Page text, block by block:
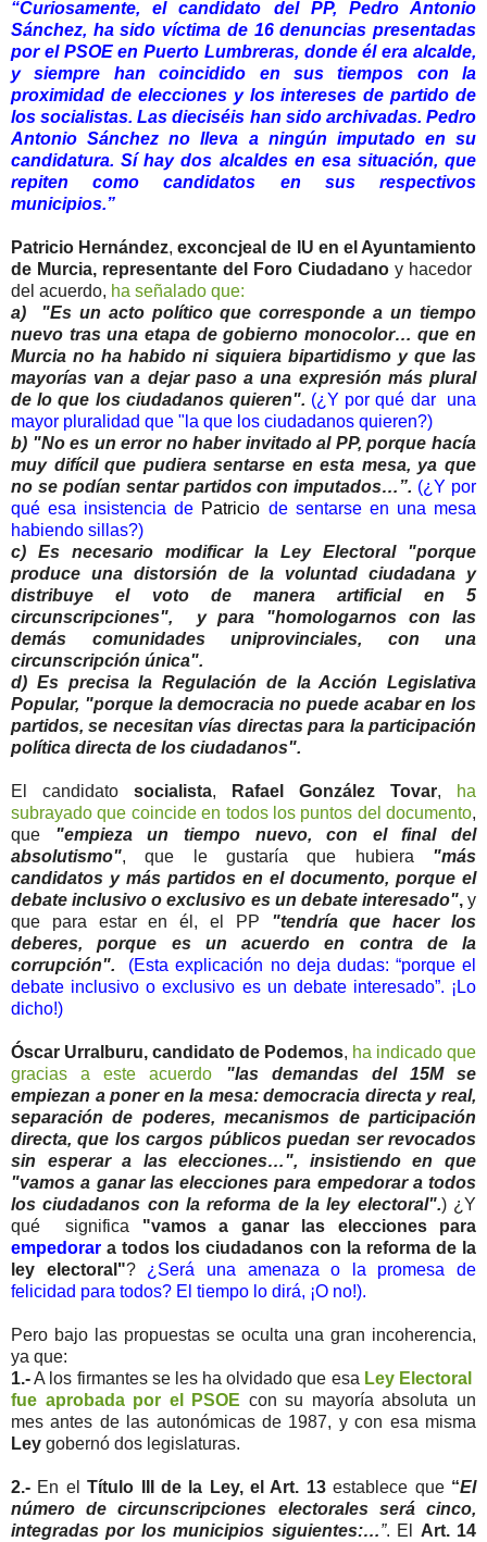
“Curiosamente, el candidato del PP, Pedro Antonio
Sánchez, ha sido víctima de 16 denuncias presentadas
por el PSOE en Puerto Lumbreras, donde él era alcalde,
y siempre han coincidido en sus tiempos con la
proximidad de elecciones y los intereses de partido de
los socialistas. Las dieciséis han sido archivadas. Pedro
Antonio Sánchez no lleva a ningún imputado en su
candidatura. Sí hay dos alcaldes en esa situación, que
repiten como candidatos en sus respectivos
municipios.”
Patricio Hernández,exconcjeal de IU en el Ayuntamiento
de Murcia, representante del Foro Ciudadano y hacedor
del acuerdo, ha señalado que:
a) "Es un acto político que corresponde a un tiempo
nuevo tras una etapa de gobierno monocolor… que en
Murcia no ha habido ni siquiera bipartidismo y que las
mayorías van a dejar paso a una expresión más plural
de lo que los ciudadanos quieren". (¿Y por qué dar una
mayor pluralidad que "la que los ciudadanos quieren?)
b) "No es un error no haber invitado al PP, porque hacía
muy difícil que pudiera sentarse en esta mesa, ya que
no se podían sentar partidos con imputados…”. (¿Y por
qué esa insistencia de Patricio de sentarse en una mesa
habiendo sillas?)
c) Es necesario modificar la Ley Electoral "porque
produce una distorsión de la voluntad ciudadana y
distribuye el voto de manera artificial en 5
circunscripciones", y para "homologarnos con las
demás comunidades uniprovinciales, con una
circunscripción única".
d) Es precisa la Regulación de la Acción Legislativa
Popular, "porque la democracia no puede acabar en los
partidos, se necesitan vías directas para la participación
política directa de los ciudadanos".
El candidato socialista, Rafael González Tovar,
ha
subrayado que coincide en todos los puntos del documento,
que "empieza un tiempo nuevo, con el final del
absolutismo", que le gustaría que hubiera "más
candidatos y más partidos en el documento, porque el
debate inclusivo o exclusivo es un debate interesado",y
que para estar en él, el PP "tendría que hacer los
deberes, porque es un acuerdo en contra de la
corrupción".
(Esta explicación no deja dudas: “porque el
debate inclusivo o exclusivo es un debate interesado”. ¡Lo
dicho!)
Óscar Urralburu, candidato de Podemos, ha indicado que
gracias a este acuerdo
"las demandas del 15M se
empiezan a poner en la mesa: democracia directa y real,
separación de poderes, mecanismos de participación
directa, que los cargos públicos puedan ser revocados
sin esperar a las elecciones…", insistiendo en que
"vamos a ganar las elecciones para empedorar a todos
los ciudadanos con la reforma de la ley electoral".) ¿Y
qué significa "vamos a ganar las elecciones para
empedorara todos los ciudadanos con la reforma de la
ley electoral"? ¿Será una amenaza o la promesa de
felicidad para todos? El tiempo lo dirá, ¡O no!).
Pero bajo las propuestas se oculta una gran incoherencia,
ya que:
1.-A los firmantes se les ha olvidado que esa Ley Electoral
fue aprobada por el PSOE con su mayoría absoluta un
mes antes de las autonómicas de 1987, y con esa misma
Ley gobernó dos legislaturas.
2.- En elTítulo III de la Ley, el Art. 13establece que “El
número de circunscripciones electorales será cinco,
integradas por los municipios siguientes:…”. El Art. 14